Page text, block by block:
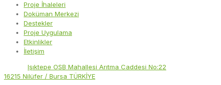
Proje İhaleleri
Doküman Merkezi
Destekler
Proje Uygulama
Etkinlikler
İletişim
Işıktepe OSB Mahallesi Arıtma Caddesi No:22
16215 Nilüfer / Bursa TÜRKİYE